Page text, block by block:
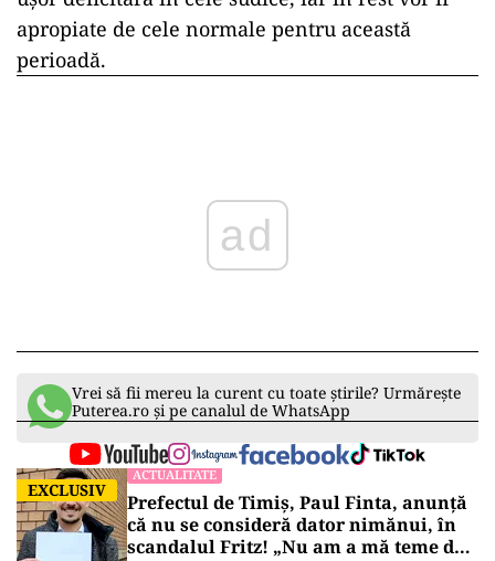
apropiate de cele normale pentru această
perioadă.
ad
Vrei să fii mereu la curent cu toate știrile? Urmărește
Puterea.ro și pe canalul de WhatsApp
EXCLUSIV
ACTUALITATE
Prefectul de Timiș, Paul Finta, anunță
că nu se consideră dator nimănui, în
scandalul Fritz! „Nu am a mă teme de